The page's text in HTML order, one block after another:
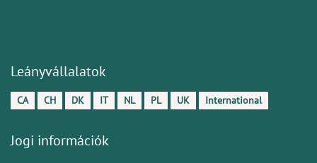
Leányvállalatok
CA CH DK IT NL PL UK International
Jogi információk